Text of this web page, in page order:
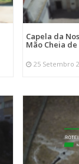
Capela da
Mão Cheia
25 Setembro